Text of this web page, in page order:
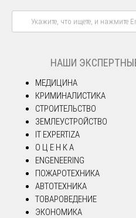
НАШИ
МЕДИЦИНА
КРИМИНАЛИСТИКА
СТРОИТЕЛЬСТВО
ЗЕМЛЕУСТРОЙСТВО
IT EXPERTIZA
О Ц Е Н К А
ENGENEERING
ПОЖАРОТЕХНИКА
АВТОТЕХНИКА
ТОВАРОВЕДЕНИЕ
ЭКОНОМИКА